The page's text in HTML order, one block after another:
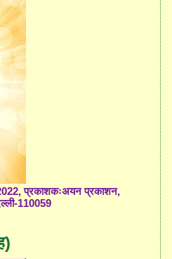
प्रकाशकःअयन प्रकाशन,
110059